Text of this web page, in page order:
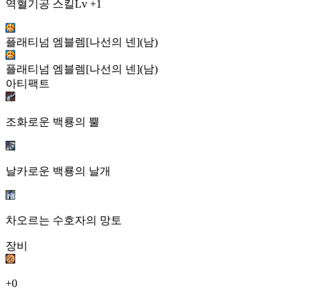
역혈기공 스킬Lv +1
플래티넘 엠블렘[나선의 넨](남)
플래티넘 엠블렘[나선의 넨](남)
아티팩트
조화로운 백룡의 뿔
날카로운 백룡의 날개
차오르는 수호자의 망토
장비
+0